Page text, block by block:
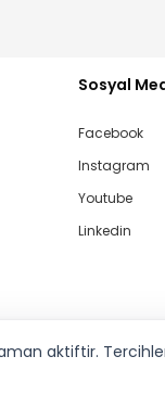
Sosyal
Facebook
Instagram
Youtube
Linkedin
aktiftir.